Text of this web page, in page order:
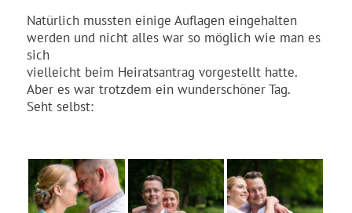
Natürlich mussten einige Auflagen eingehalten
werden und nicht alles war so möglich wie man es
sich
vielleicht beim Heiratsantrag vorgestellt hatte.
Aber es war trotzdem ein wunderschöner Tag.
Seht selbst: